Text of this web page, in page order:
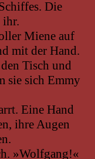
Die
ihr.
Miene auf
mit der Hand.
Tisch und
sie sich Emmy
Eine Hand
ihre Augen
»Wolfgang!«